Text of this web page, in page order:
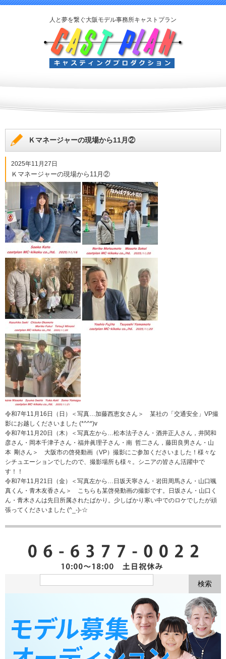
人と夢を繋ぐ大阪モデル事務所キャストプラン
Ｋマネージャーの現場から11月②
2025年11月27日
Ｋマネージャーの現場から11月②
令和7年11月16日（日）＜写真…加藤西恵女さん＞ 某社の「交通安全」VP撮
影にお越しくださいました (*^^*)v
令和7年11月20日（木）＜写真左から…松本法子さん・酒井正人さん，井関和
彦さん・岡本千津子さん・福井眞理子さん・南 哲二さん，藤田良男さん・山
本 剛さん＞ 大阪市の啓発動画（VP）撮影にご参加くださいました！様々な
シチュエーションでしたので、撮影場所も様々。シニアの皆さん活躍中で
す！！
令和7年11月21日（金）＜写真左から…日坂天寧さん・岩田周馬さん・山口颯
真くん・青木友香さん＞ こちらも某啓発動画の撮影です。日坂さん・山口く
ん・青木さんは先日所属されたばかり。少しばかり寒い中でのロケでしたが頑
張ってくださいました (^_-)-☆